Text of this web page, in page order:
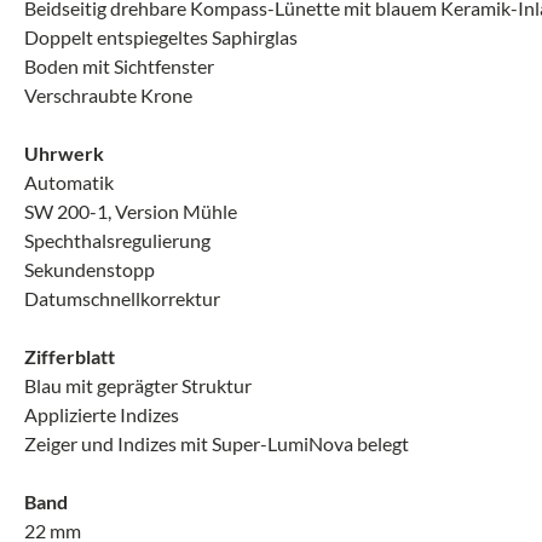
Beidseitig drehbare Kompass-Lünette mit blauem Keramik-
Doppelt entspiegeltes Saphirglas
Boden mit Sichtfenster
Verschraubte Krone
Uhrwerk
Automatik
SW 200-1, Version Mühle
Spechthalsregulierung
Sekundenstopp
Datumschnellkorrektur
Zifferblatt
Blau mit geprägter Struktur
Applizierte Indizes
Zeiger und Indizes mit Super-LumiNova belegt
Band
22 mm